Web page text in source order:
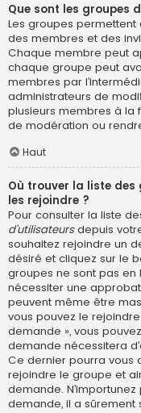
Que sont les groupes
Les groupes permettent
des membres et des
Chaque membre peut
chaque groupe peut
membres par
administrateurs de
plusieurs membres à la
de modération ou
Haut
Où trouver la liste des
les rejoindre ?
Pour consulter la liste
d’utilisateursdepuis
souhaitez rejoindre un
désiré et cliquez sur le
groupes ne sont pas
nécessiter une
peuvent même être
vous pouvez le
demande », vous
demande nécessitera
Ce dernier pourra vous
rejoindre le groupe et
demande.
demande, il a sûrement